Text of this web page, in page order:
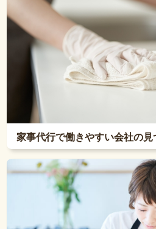
家事代行で働きやすい会社の